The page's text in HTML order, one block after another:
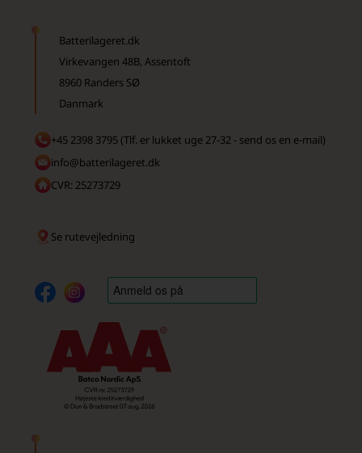
Batterilageret.dk
Virkevangen 48B, Assentoft
8960 Randers SØ
Danmark
+45 2398 3795 (Tlf. er lukket uge 27-32 - send os en e-mail)
info@batterilageret.dk
CVR: 25273729
Se rutevejledning